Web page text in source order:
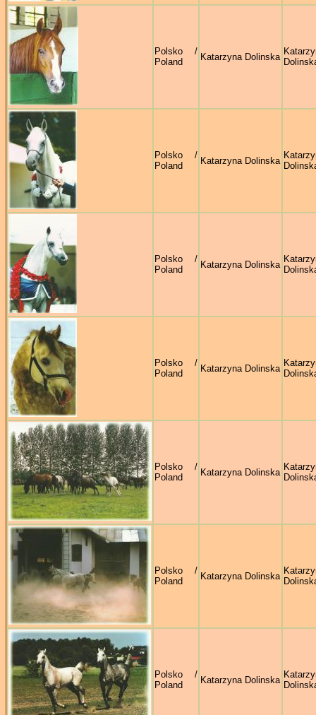
Polsko /
Poland
Katarzyna Dolinska
Polsko /
Poland
Katarzyna Dolinska
Polsko /
Poland
Katarzyna Dolinska
Polsko /
Poland
Katarzyna Dolinska
Polsko /
Poland
Katarzyna Dolinska
Polsko /
Poland
Katarzyna Dolinska
Polsko /
Poland
Katarzyna Dolinska